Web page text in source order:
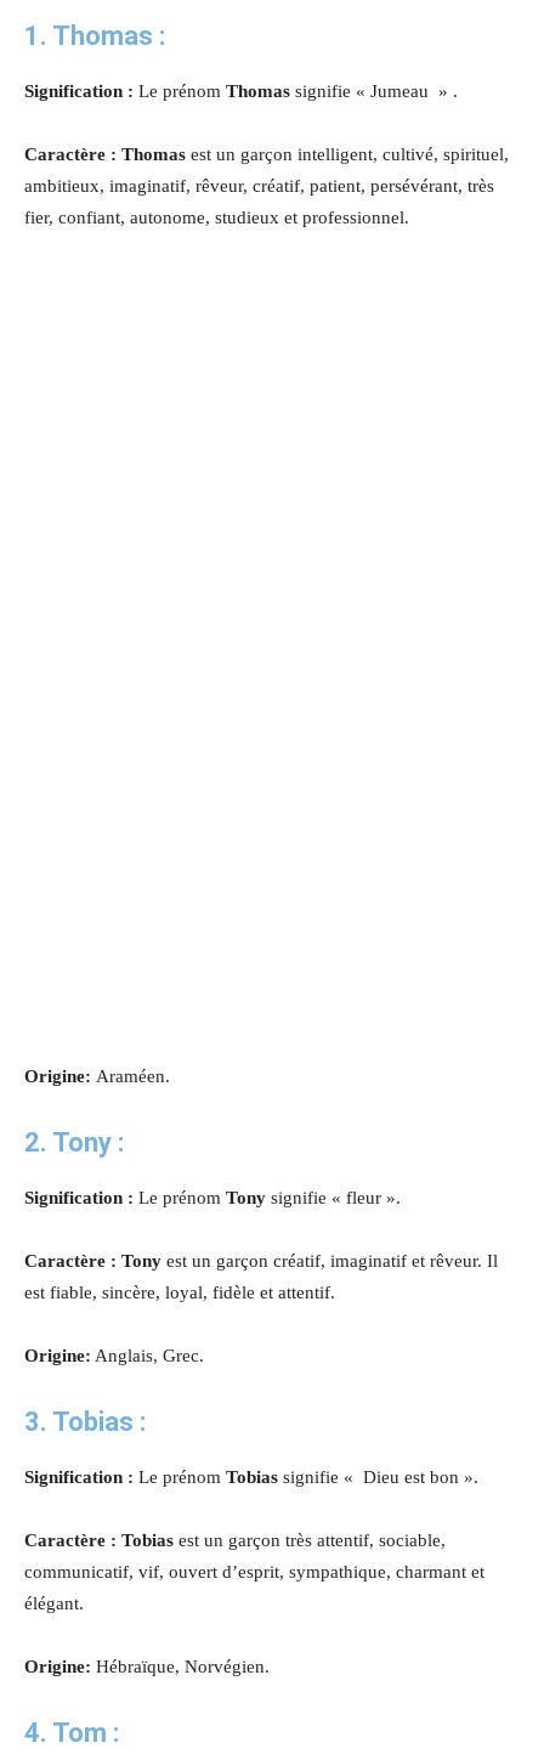
1. Thomas :
Signification : Le prénom Thomas signifie « Jumeau » .
Caractère : Thomas est un garçon intelligent, cultivé, spirituel,
ambitieux, imaginatif, rêveur, créatif, patient, persévérant, très
fier, confiant, autonome, studieux et professionnel.
Origine: Araméen.
2. Tony :
Signification : Le prénom Tony signifie « fleur ».
Caractère : Tony est un garçon créatif, imaginatif et rêveur. Il
est fiable, sincère, loyal, fidèle et attentif.
Origine: Anglais, Grec.
3. Tobias :
Signification : Le prénom Tobias signifie « Dieu est bon ».
Caractère : Tobias est un garçon très attentif, sociable,
communicatif, vif, ouvert d’esprit, sympathique, charmant et
élégant.
Origine: Hébraïque, Norvégien.
4. Tom :